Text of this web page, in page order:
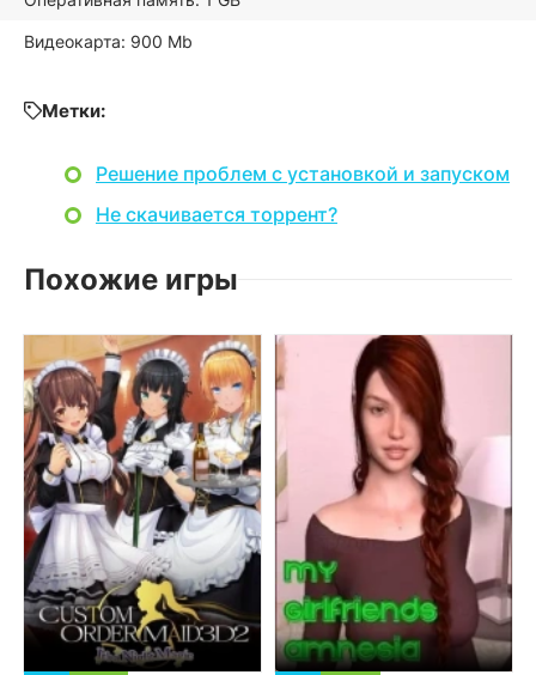
Видеокарта: 900 Mb
Метки:
Решение проблем с установкой и запуском
Не скачивается торрент?
Похожие игры